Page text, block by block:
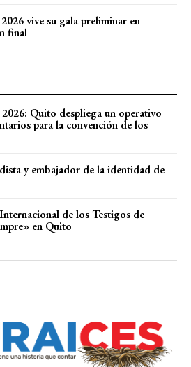
vive su gala preliminar en
final
Quito despliega un operativo
para la convención de los
y embajador de la identidad de
de los Testigos de
en Quito